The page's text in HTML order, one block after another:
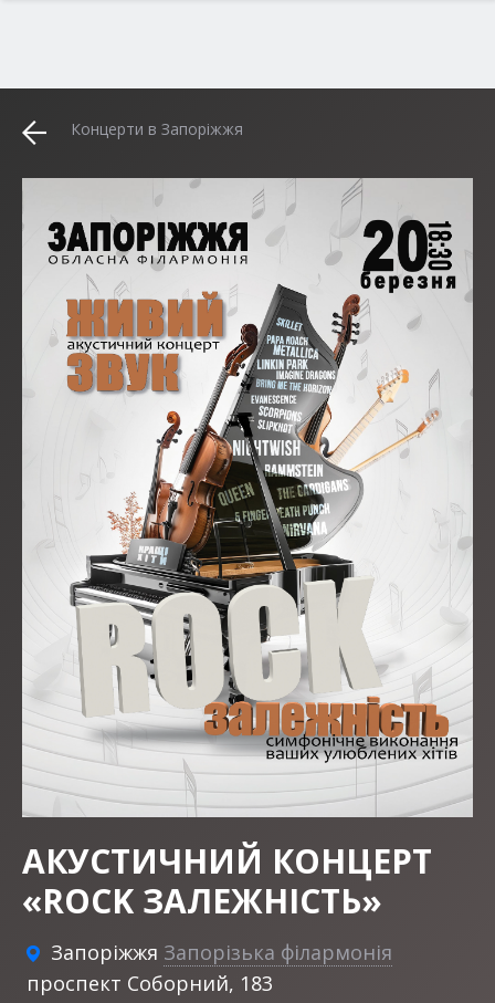
Концерти в Запоріжжя
АКУСТИЧНИЙ КОНЦЕРТ
«ROCK ЗАЛЕЖНІСТЬ»
Запоріжжя Запорізька філармонія
проспект Соборний, 183